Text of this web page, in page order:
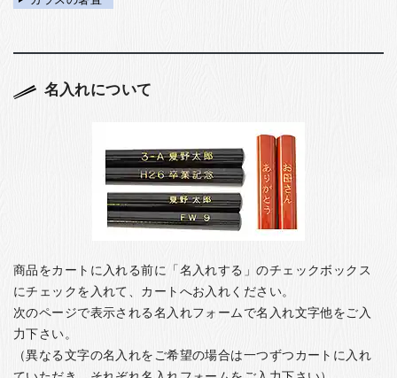
名入れについて
商品をカートに入れる前に「名入れする」のチェックボックス
にチェックを入れて、カートへお入れください。
次のページで表示される名入れフォームで名入れ文字他をご入
力下さい。
（異なる文字の名入れをご希望の場合は一つずつカートに入れ